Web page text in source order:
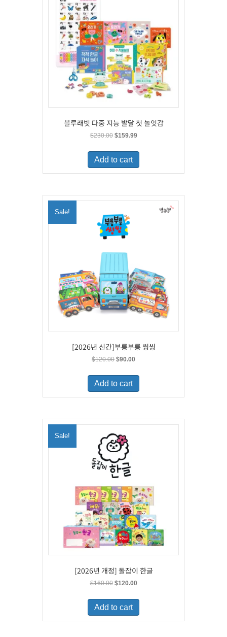
블루래빗 다중 지능 발달 첫 놀잇감
$230.00 Original
was:
$230.00.
$159.99Current
is:
Add to cart
Sale!
[2026년 신간]부릉부릉 씽씽
$120.00 Original
was:
$120.00.
$90.00Current
is:
Add to cart
Sale!
[2026년 개정] 돌잡이 한글
$160.00 Original
was:
$160.00.
$120.00Current
is:
Add to cart